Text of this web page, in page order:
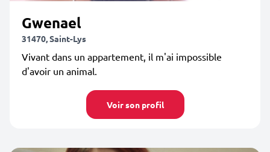
Gwenael
31470, Saint-Lys
Vivant dans un appartement, il m'ai impossible
d'avoir un animal.
Voir son profil